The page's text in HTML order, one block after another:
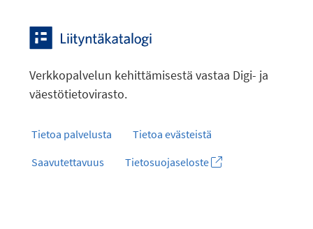
Verkkopalvelun kehittämisestä vastaa Digi- ja
väestötietovirasto.
Tietoa palvelusta
Tietoa evästeistä
Saavutettavuus
Tietosuojaseloste